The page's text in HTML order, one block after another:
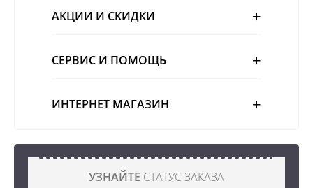
АКЦИИ И СКИДКИ
СЕРВИС И ПОМОЩЬ
ИНТЕРНЕТ МАГАЗИН
УЗНАЙТЕ СТАТУС ЗАКАЗА